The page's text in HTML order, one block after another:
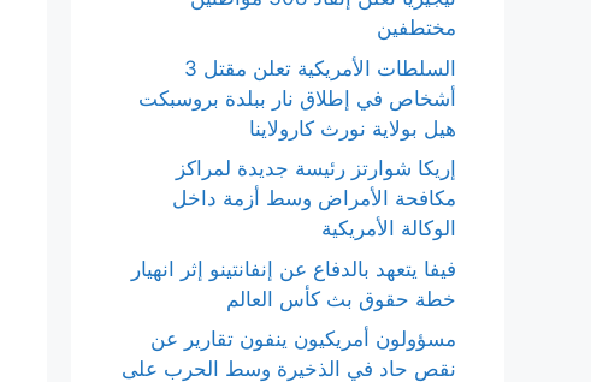
مختطفين
السلطات الأمريكية تعلن مقتل 3
أشخاص في إطلاق نار ببلدة بروسبكت
هيل بولاية نورث كارولاينا
إريكا شوارتز رئيسة جديدة لمراكز
مكافحة الأمراض وسط أزمة داخل
الوكالة الأمريكية
فيفا يتعهد بالدفاع عن إنفانتينو إثر انهيار
خطة حقوق بث كأس العالم
مسؤولون أمريكيون ينفون تقارير عن
نقص حاد في الذخيرة وسط الحرب على